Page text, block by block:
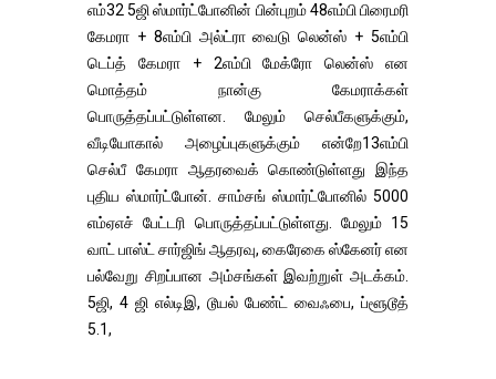
எம்32 5ஜி ஸ்மார்ட்போனின் பின்புறம் 48எம்பி பிரைமரி
கேமரா + 8எம்பி அல்ட்ரா வைடு லென்ஸ் + 5எம்பி
டெப்த் கேமரா + 2எம்பி மேக்ரோ லென்ஸ் என
மொத்தம் நான்கு கேமராக்கள்
பொருத்தப்பட்டுள்ளன. மேலும் செல்பீகளுக்கும்,
வீடியோகால் அழைப்புகளுக்கும் என்றே13எம்பி
செல்பீ கேமரா ஆதரவைக் கொண்டுள்ளது இந்த
புதிய ஸ்மார்ட்போன். சாம்சங் ஸ்மார்ட்போனில் 5000
எம்ஏஎச் பேட்டரி பொருத்தப்பட்டுள்ளது. மேலும் 15
வாட் பாஸ்ட் சார்ஜிங் ஆதரவு, கைரேகை ஸ்கேனர் என
பல்வேறு சிறப்பான அம்சங்கள் இவற்றுள் அடக்கம்.
5ஜி, 4 ஜி எல்டிஇ, டூயல் பேண்ட் வைஃபை, ப்ளூடூத்
5.1,